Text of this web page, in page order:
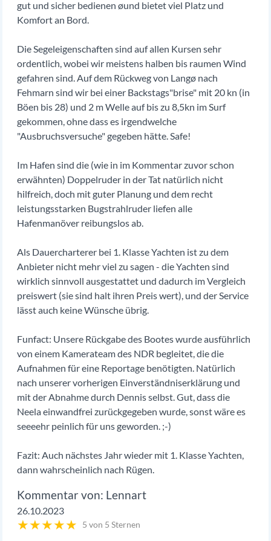
gut und sicher bedienen øund bietet viel Platz und
Komfort an Bord.
Die Segeleigenschaften sind auf allen Kursen sehr
ordentlich, wobei wir meistens halben bis raumen Wind
gefahren sind. Auf dem Rückweg von Langø nach
Fehmarn sind wir bei einer Backstags"brise" mit 20 kn (in
Böen bis 28) und 2 m Welle auf bis zu 8,5kn im Surf
gekommen, ohne dass es irgendwelche
"Ausbruchsversuche" gegeben hätte. Safe!
Im Hafen sind die (wie in im Kommentar zuvor schon
erwähnten) Doppelruder in der Tat natürlich nicht
hilfreich, doch mit guter Planung und dem recht
leistungsstarken Bugstrahlruder liefen alle
Hafenmanöver reibungslos ab.
Als Dauercharterer bei 1. Klasse Yachten ist zu dem
Anbieter nicht mehr viel zu sagen - die Yachten sind
wirklich sinnvoll ausgestattet und dadurch im Vergleich
preiswert (sie sind halt ihren Preis wert), und der Service
lässt auch keine Wünsche übrig.
Funfact: Unsere Rückgabe des Bootes wurde ausführlich
von einem Kamerateam des NDR begleitet, die die
Aufnahmen für eine Reportage benötigten. Natürlich
nach unserer vorherigen Einverständniserklärung und
mit der Abnahme durch Dennis selbst. Gut, dass die
Neela einwandfrei zurückgegeben wurde, sonst wäre es
seeeehr peinlich für uns geworden. ;-)
Fazit: Auch nächstes Jahr wieder mit 1. Klasse Yachten,
dann wahrscheinlich nach Rügen.
Lennart
26.10.2023
★★★★★ 5 von 5 Sternen